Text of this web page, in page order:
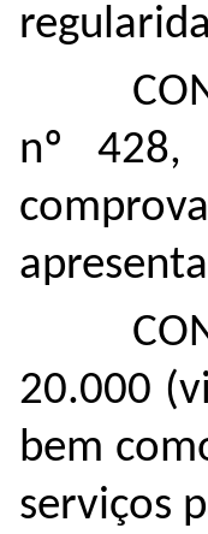
nº
20.000
bem
serviços